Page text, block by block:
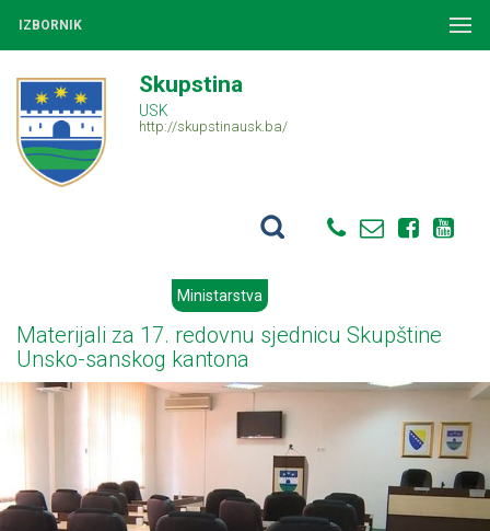
IZBORNIK
Skupstina
USK
http://skupstinausk.ba/
Ministarstva
Materijali za 17. redovnu sjednicu Skupštine
Unsko-sanskog kantona